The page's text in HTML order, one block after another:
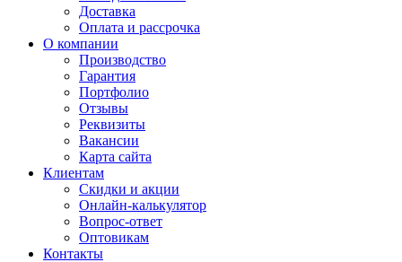
Доставка
Оплата и рассрочка
О компании
Производство
Гарантия
Портфолио
Отзывы
Реквизиты
Вакансии
Карта сайта
Клиентам
Скидки и акции
Онлайн-калькулятор
Вопрос-ответ
Оптовикам
Контакты